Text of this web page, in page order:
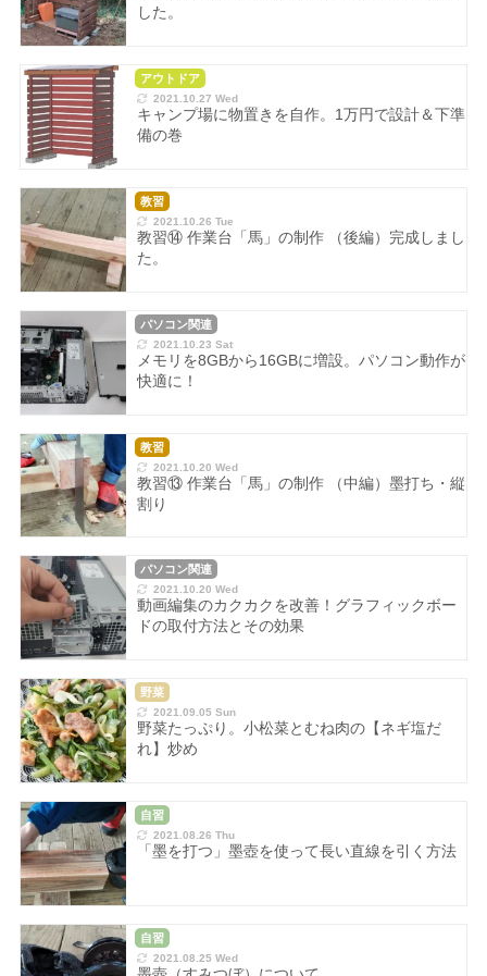
した。
2021.10.27 Wed
キャンプ場に物置きを自作。1万円で設計＆下準
備の巻
アウトドア
2021.10.26 Tue
教習⑭ 作業台「馬」の制作 （後編）完成しまし
た。
教習
2021.10.23 Sat
メモリを8GBから16GBに増設。パソコン動作が
快適に！
パソコン関連
2021.10.20 Wed
教習⑬ 作業台「馬」の制作 （中編）墨打ち・縦
割り
教習
2021.10.20 Wed
動画編集のカクカクを改善！グラフィックボー
ドの取付方法とその効果
パソコン関連
2021.09.05 Sun
野菜たっぷり。小松菜とむね肉の【ネギ塩だ
れ】炒め
野菜
2021.08.26 Thu
「墨を打つ」墨壺を使って長い直線を引く方法
自習
2021.08.25 Wed
自習